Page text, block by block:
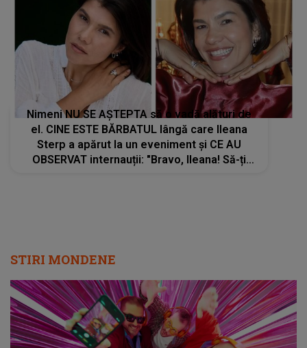
Nimeni NU SE AȘTEPTA să o vadă alături de
el. CINE ESTE BĂRBATUL lângă care Ileana
Sterp a apărut la un eveniment și CE AU
OBSERVAT internauții: "Bravo, Ileana! Să-ți
STIRI MONDENE